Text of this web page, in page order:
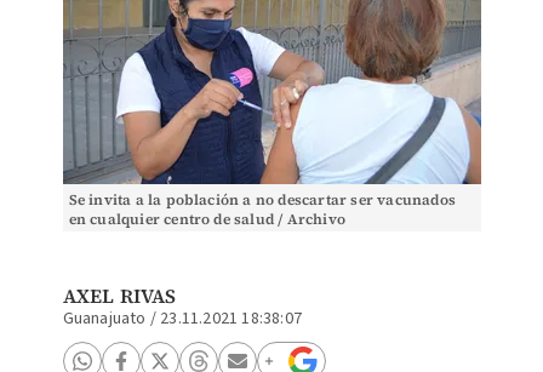
Se invita a la población a no descartar ser vacunados
en cualquier centro de salud / Archivo
AXEL RIVAS
Guanajuato / 23.11.2021 18:38:07